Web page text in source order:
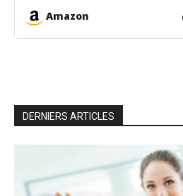
Musculation, Le Fitness,
Domicile
Amazon
DERNIERS ARTICLES